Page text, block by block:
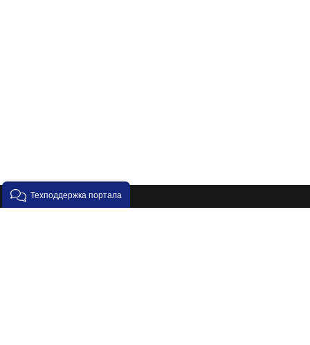
Техподдержка портала